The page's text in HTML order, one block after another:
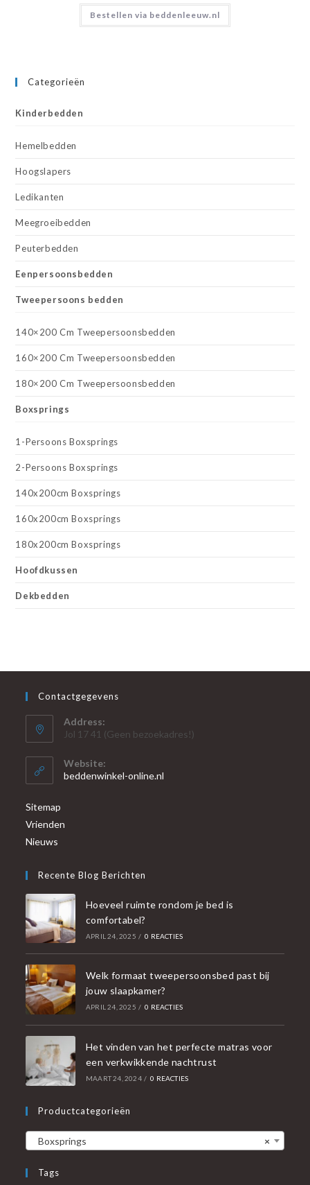
Bestellen via beddenleeuw.nl
Categorieën
Kinderbedden
Hemelbedden
Hoogslapers
Ledikanten
Meegroeibedden
Peuterbedden
Eenpersoonsbedden
Tweepersoons bedden
140×200 Cm Tweepersoonsbedden
160×200 Cm Tweepersoonsbedden
180×200 Cm Tweepersoonsbedden
Boxsprings
1-Persoons Boxsprings
2-Persoons Boxsprings
140x200cm Boxsprings
160x200cm Boxsprings
180x200cm Boxsprings
Hoofdkussen
Dekbedden
Contactgegevens
Address:
Jol 17 41 (Geen bezoekadres!)
Website:
beddenwinkel-online.nl
Sitemap
Vrienden
Nieuws
Recente Blog Berichten
Hoeveel ruimte rondom je bed is
comfortabel?
APRIL 24, 2025 / 0 REACTIES
Welk formaat tweepersoonsbed past bij
jouw slaapkamer?
APRIL 24, 2025 / 0 REACTIES
Het vinden van het perfecte matras voor
een verkwikkende nachtrust
MAART 24, 2024 / 0 REACTIES
Productcategorieën
×
Boxsprings
Tags